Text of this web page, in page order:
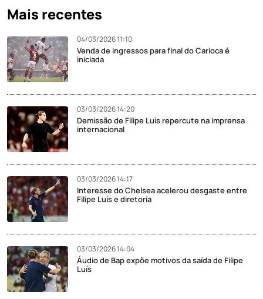
Mais recentes
04/03/2026 11:10
Venda de ingressos para final do Carioca é
iniciada
03/03/2026 14:20
Demissão de Filipe Luís repercute na imprensa
internacional
03/03/2026 14:17
Interesse do Chelsea acelerou desgaste entre
Filipe Luís e diretoria
03/03/2026 14:04
Áudio de Bap expõe motivos da saída de Filipe
Luís